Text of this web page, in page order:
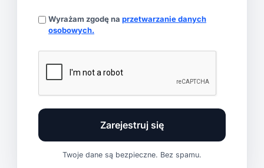
Wyrażam zgodę na przetwarzanie danych
osobowych.
Twoje dane są bezpieczne. Bez spamu.